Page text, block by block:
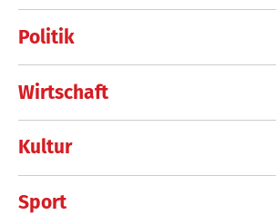
Politik
Wirtschaft
Kultur
Sport